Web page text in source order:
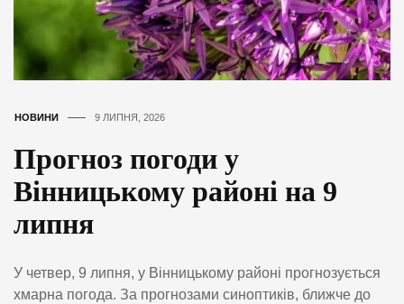
НОВИНИ 9 ЛИПНЯ, 2026
Прогноз погоди у
Вінницькому районі на 9
липня
У четвер, 9 липня, у Вінницькому районі прогнозується
хмарна погода. За прогнозами синоптиків, ближче до